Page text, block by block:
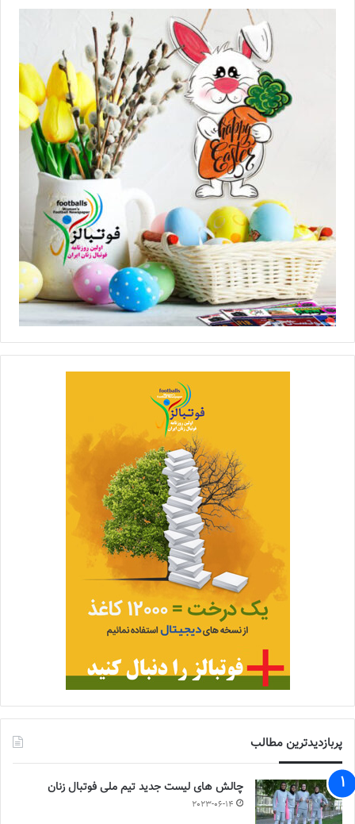
پربازدیدترین مطالب
چالش هاى ليست جدید تيم ملى فوتبال زنان
2023-06-14